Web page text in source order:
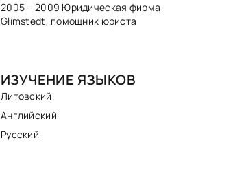
2005 – 2009 Юридическая фирма
Glimstedt, помощник юриста
ИЗУЧЕНИЕ ЯЗЫКОВ
Литовский
Английский
Русский